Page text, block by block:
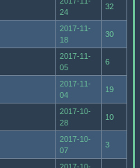
24
32
2017-11-
18
30
2017-11-
05
6
2017-11-
04
19
2017-10-
28
10
2017-10-
07
3